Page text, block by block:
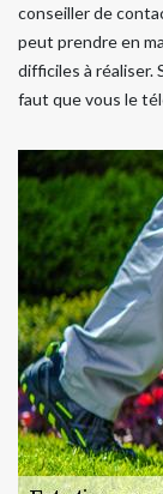
conseiller de
peut prendre en
difficiles à réaliser.
faut que vous le